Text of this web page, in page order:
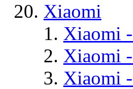
Xiaomi
Xiaomi
Xiaomi
Xiaomi